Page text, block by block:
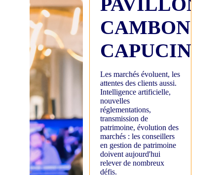
CAMBON
CAPUCINES
Les marchés évoluent, les
attentes des clients aussi.
Intelligence artificielle,
nouvelles
réglementations,
transmission de
patrimoine, évolution des
marchés : les conseillers
en gestion de patrimoine
doivent aujourd'hui
relever de nombreux
défis.